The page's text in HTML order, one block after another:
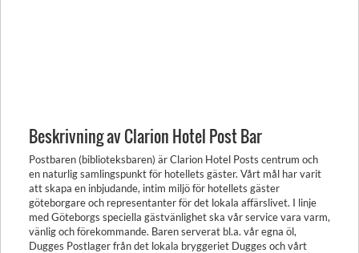
Beskrivning av Clarion Hotel Post Bar
Postbaren (biblioteksbaren) är Clarion Hotel Posts centrum och
en naturlig samlingspunkt för hotellets gäster. Vårt mål har varit
att skapa en inbjudande, intim miljö för hotellets gäster
göteborgare och representanter för det lokala affärslivet. I linje
med Göteborgs speciella gästvänlighet ska vår service vara varm,
vänlig och förekommande. Baren serverat bl.a. vår egna öl,
Dugges Postlager från det lokala bryggeriet Dugges och vårt